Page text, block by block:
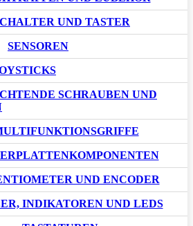
UND TASTER
SENSOREN
SCHRAUBEN UND
UND ENCODER
INDIKATOREN UND LEDS